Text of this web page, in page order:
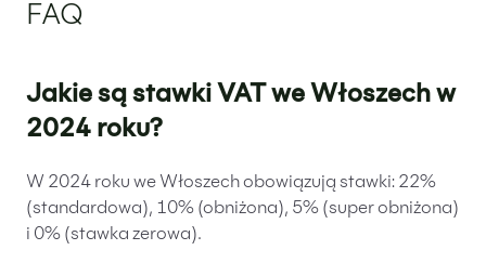
FAQ
Jakie są stawki VAT we Włoszech w
2024 roku?
W 2024 roku we Włoszech obowiązują stawki: 22%
(standardowa), 10% (obniżona), 5% (super obniżona)
i 0% (stawka zerowa).